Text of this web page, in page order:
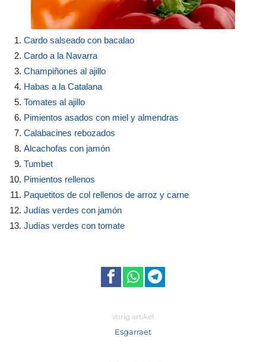
Cardo salseado con bacalao
Cardo a la Navarra
Champiñones al ajillo
Habas a la Catalana
Tomates al ajillo
Pimientos asados con miel y almendras
Calabacines rebozados
Alcachofas con jamón
Tumbet
Pimientos rellenos
Paquetitos de col rellenos de arroz y carne
Judías verdes con jamón
Judías verdes con tomate
Vorig artikel
Esgarraet